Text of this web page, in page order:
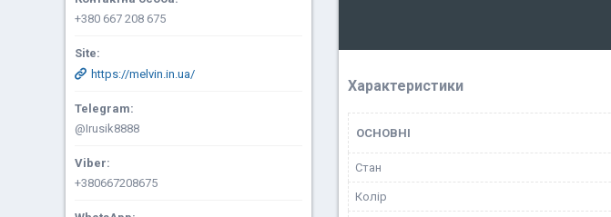
Характеристики
ОСНОВНІ
Стан
Колір
+380 667 208 675
https://melvin.in.ua/
@Irusik8888
+380667208675